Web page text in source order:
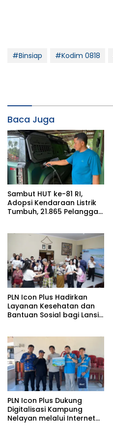
#Binsiap #Kodim 0818
Baca Juga
Sambut HUT ke-81 RI,
Adopsi Kendaraan Listrik
Tumbuh, 21.865 Pelanggan
pada Semester I 2026
PLN Icon Plus Hadirkan
Layanan Kesehatan dan
Bantuan Sosial bagi Lansia
PLN Icon Plus Dukung
Digitalisasi Kampung
Nelayan melalui Internet